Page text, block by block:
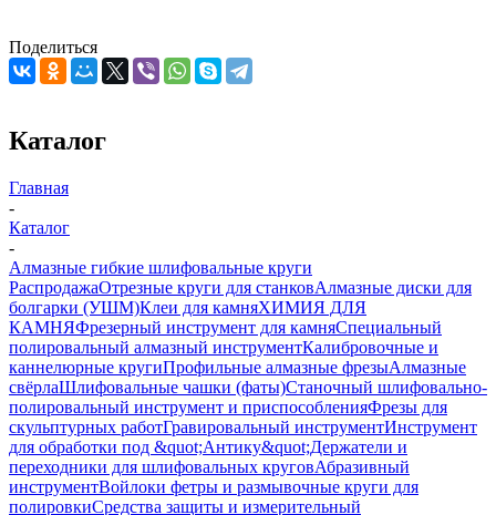
Поделиться
Каталог
Главная
-
Каталог
-
Алмазные гибкие шлифовальные круги
РаспродажаОтрезные круги для станковАлмазные диски для
болгарки (УШМ)Клеи для камняХИМИЯ ДЛЯ
КАМНЯФрезерный инструмент для камняСпециальный
полировальный алмазный инструментКалибровочные и
каннелюрные кругиПрофильные алмазные фрезыАлмазные
свёрлаШлифовальные чашки (фаты)Станочный шлифовально-
полировальный инструмент и приспособленияФрезы для
скульптурных работГравировальный инструментИнструмент
для обработки под &quot;Антику&quot;Держатели и
переходники для шлифовальных круговАбразивный
инструментВойлоки фетры и размывочные круги для
полировкиСредства защиты и измерительный